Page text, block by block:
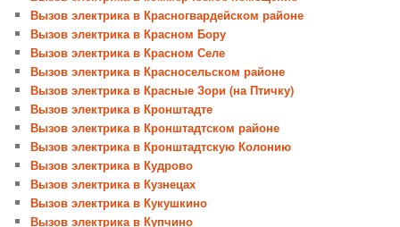
Вызов электрика в Красногвардейском районе
Вызов электрика в Красном Бору
Вызов электрика в Красном Селе
Вызов электрика в Красносельском районе
Вызов электрика в Красные Зори (на Птичку)
Вызов электрика в Кронштадте
Вызов электрика в Кронштадтском районе
Вызов электрика в Кронштадтскую Колонию
Вызов электрика в Кудрово
Вызов электрика в Кузнецах
Вызов электрика в Кукушкино
Вызов электрика в Купчино